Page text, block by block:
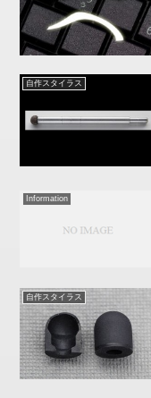
自作スタイラス
Information
自作スタイラス